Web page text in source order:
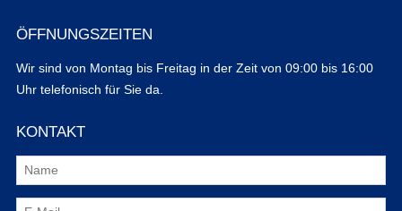
ÖFFNUNGSZEITEN
Wir sind von Montag bis Freitag in der Zeit von 09:00 bis 16:00
Uhr telefonisch für Sie da.
KONTAKT